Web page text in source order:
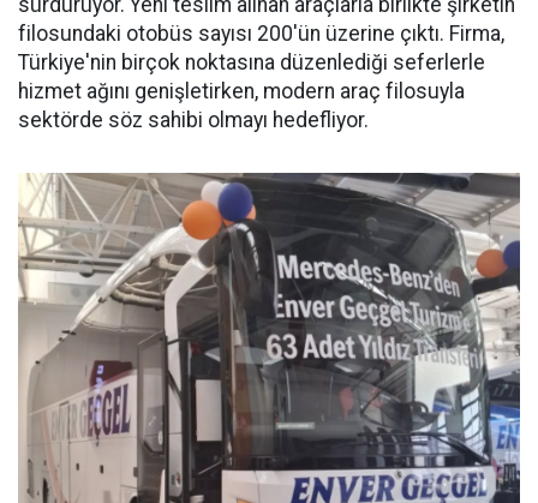
filosundaki otobüs sayısı 200'ün üzerine çıktı. Firma,
Türkiye'nin birçok noktasına düzenlediği seferlerle
hizmet ağını genişletirken, modern araç filosuyla
sektörde söz sahibi olmayı hedefliyor.